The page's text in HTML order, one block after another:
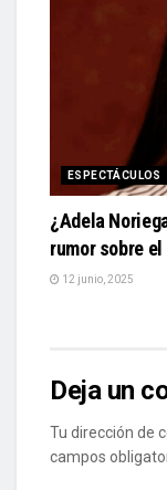
ESPECTÁCULOS
¿Adela
rumor sobre
12 junio, 2025
Deja un
Tu dirección de
campos